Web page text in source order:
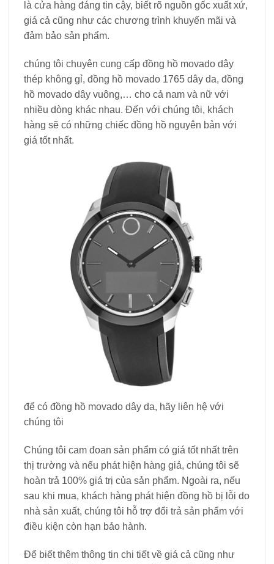
là cửa hàng đáng tin cậy, biết rõ nguồn gốc xuất xứ,
giá cả cũng như các chương trình khuyến mãi và
đảm bảo sản phẩm.
chúng tôi chuyên cung cấp đồng hồ movado dây
thép không gỉ, đồng hồ movado 1765 dây da, đồng
hồ movado dây vuông,… cho cả nam và nữ với
nhiều dòng khác nhau. Đến với chúng tôi, khách
hàng sẽ có những chiếc đồng hồ nguyên bản với
giá tốt nhất.
để có đồng hồ movado dây da, hãy liên hệ với
chúng tôi
Chúng tôi cam đoan sản phẩm có giá tốt nhất trên
thị trường và nếu phát hiện hàng giả, chúng tôi sẽ
hoàn trả 100% giá trị của sản phẩm. Ngoài ra, nếu
sau khi mua, khách hàng phát hiện đồng hồ bị lỗi do
nhà sản xuất, chúng tôi hỗ trợ đổi trả sản phẩm với
điều kiện còn hạn bảo hành.
Để biết thêm thông tin chi tiết về giá cả cũng như